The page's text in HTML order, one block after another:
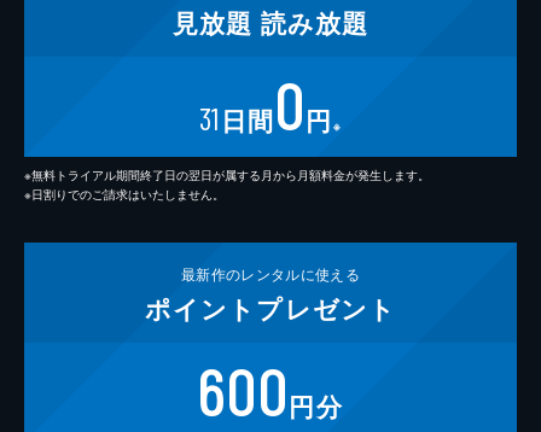
見放題 読み放題
31 日間0円 ※
※無料トライアル期間終了日の翌日が属する月から月額料金が発生します。
※日割りでのご請求はいたしません。
最新作のレンタルに使える
ポイント プレゼント
600円分